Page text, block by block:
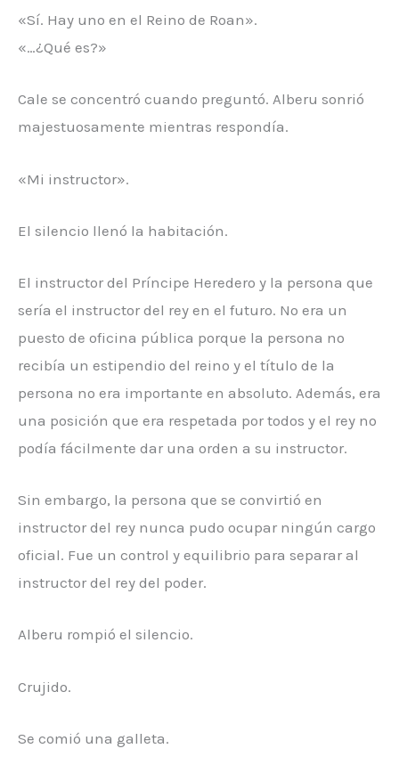
«Sí. Hay uno en el Reino de Roan».
«…¿Qué es?»
Cale se concentró cuando preguntó. Alberu sonrió
majestuosamente mientras respondía.
«Mi instructor».
El silencio llenó la habitación.
El instructor del Príncipe Heredero y la persona que
sería el instructor del rey en el futuro. No era un
puesto de oficina pública porque la persona no
recibía un estipendio del reino y el título de la
persona no era importante en absoluto. Además, era
una posición que era respetada por todos y el rey no
podía fácilmente dar una orden a su instructor.
Sin embargo, la persona que se convirtió en
instructor del rey nunca pudo ocupar ningún cargo
oficial. Fue un control y equilibrio para separar al
instructor del rey del poder.
Alberu rompió el silencio.
Crujido.
Se comió una galleta.